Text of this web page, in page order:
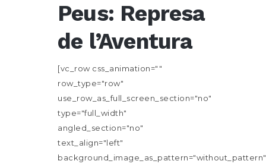
Peus: Represa
de l’Aventura
[vc_row css_animation=""
row_type="row"
use_row_as_full_screen_section="no"
type="full_width"
angled_section="no"
text_align="left"